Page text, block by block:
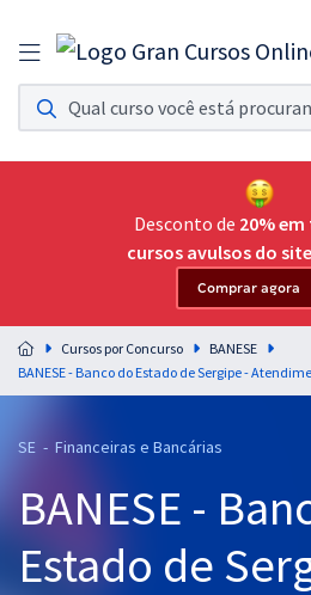
Assinatura Ilimitada 11
Acesso a todos os cursos. Teste grátis por 7 dias!
Assinatura OAB Até Passar
Acesso ilimitado a toda preparação para o
Residências Multiprofissionais
Preparação completa e intensiva para as
residências em saúde do Brasil
Cursos 20% OFF
Pós
Desconto de 20%
cursos avulsos do site
Comprar agora
Cursos por Concurso
BANESE
SE - Financeiras e Bancárias
BANESE -
Estado de